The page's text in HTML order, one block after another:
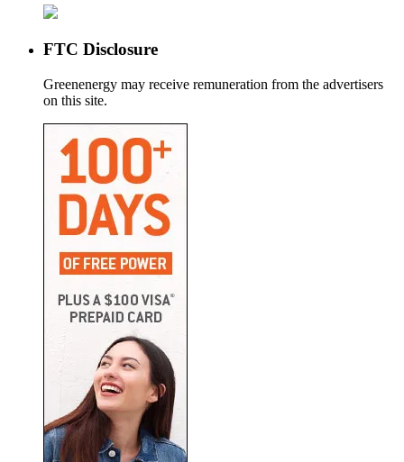
FTC Disclosure
Greenenergy may receive remuneration from the advertisers
on this site.